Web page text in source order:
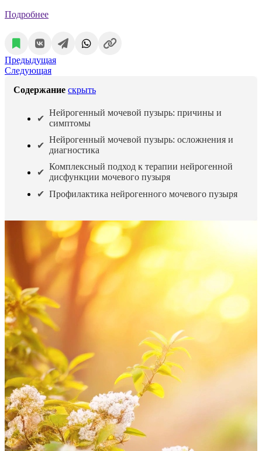
Подробнее
Предыдущая
Следующая
Содержание скрыть
Нейрогенный мочевой пузырь: причины и
симптомы
Нейрогенный мочевой пузырь: осложнения и
диагностика
Комплексный подход к терапии нейрогенной
дисфункции мочевого пузыря
Профилактика нейрогенного мочевого пузыря